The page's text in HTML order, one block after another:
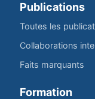
Publications
Toutes les
Collaborations
Faits marquants
Formation